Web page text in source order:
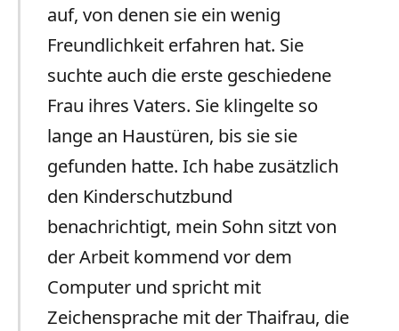
auf, von denen sie ein wenig
Freundlichkeit erfahren hat. Sie
suchte auch die erste geschiedene
Frau ihres Vaters. Sie klingelte so
lange an Haustüren, bis sie sie
gefunden hatte. Ich habe zusätzlich
den Kinderschutzbund
benachrichtigt, mein Sohn sitzt von
der Arbeit kommend vor dem
Computer und spricht mit
Zeichensprache mit der Thaifrau, die